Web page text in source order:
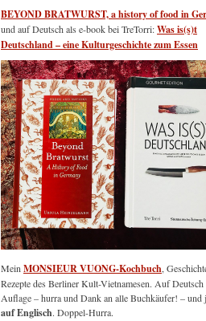
BEYOND BRATWURST, a history of food in
und auf Deutsch als e-book bei TreTorri:Was is(s)t
Deutschland – eine Kulturgeschichte zum Essen
Mein MONSIEUR VUONG-Kochbuch ,
Rezepte des Berliner Kult-Vietnamesen. Auf
Auflage – hurra und Dank an alle Buchkäufer! – und
auf Englisch. Doppel-Hurra.